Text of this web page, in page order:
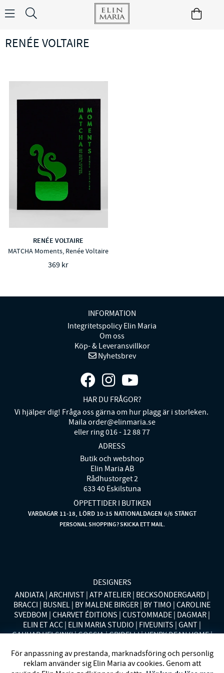
RENÉE VOLTAIRE
RENÉE VOLTAIRE
MATCHA Moments, Renée Voltaire
369 kr
INFORMATION
Integritetspolicy Elin Maria
Om oss
Köp- & Leveransvillkor
Nyhetsbrev
HAR DU FRÅGOR?
Vi hjälper dig! Fråga oss gärna om hur plagg är i storleken.
Maila order@elinmaria.se
eller ring 016 - 12 88 77
ADRESS
Butik och webshop
Elin Maria AB
Rådhustorget 2
633 40 Eskilstuna
ÖPPETTIDER I BUTIKEN
VARDAGAR 11-18, LÖRD 10-15 NATIONALDAGEN 6/6 STÄNGT
PERSONAL SHOPPING? SKICKA ETT MAIL.
DESIGNERS
ANDIATA ARCHIVIST ATP ATELIER BECKSÖNDERGAARD
BRACCI BUSNEL BY MALENE BIRGER BY TIMO CAROLINE
SVEDBOM CHARVET ÉDITIONS CUSTOMMADE DAGMAR
ELIN ET ACC ELIN MARIA STUDIO FIVEUNITS GANT
GAUHAR HELSINKI GOSSIA GRIDELLI HENRY DEAN HOME
MISSONI HOME MONO MORENO CALIFORNIA MOS MOSH
MRS HOSIERY NORDAN HOME NÜMPH POLO RALPH
För anpassning av prestanda, marknadsföring och personlig
reklam använder sig Elin Maria av cookies. Genom att